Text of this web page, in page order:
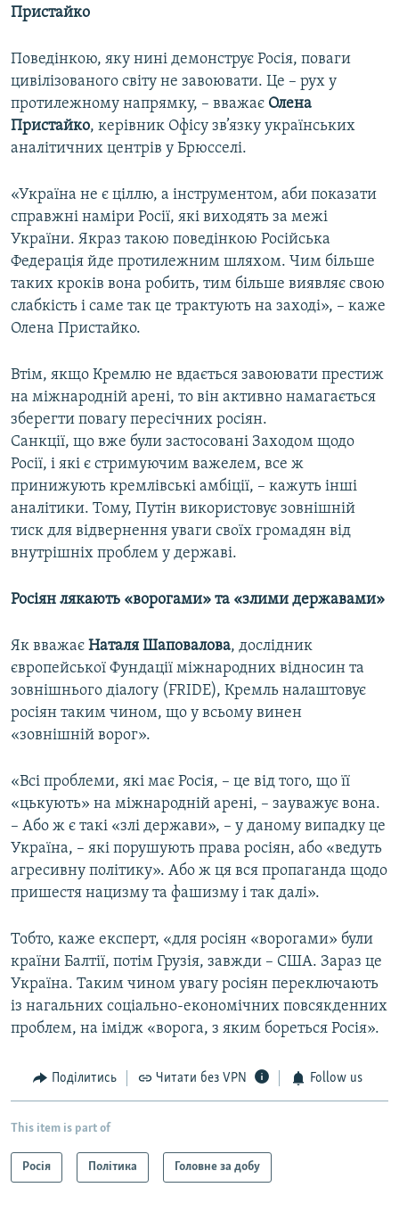
Пристайко
Поведінкою, яку нині демонструє Росія, поваги
цивілізованого світу не завоювати. Це – рух у
протилежному напрямку, – вважає Олена
Пристайко, керівник Офісу зв’язку українських
аналітичних центрів у Брюсселі.
«Україна не є ціллю, а інструментом, аби показати
справжні наміри Росії, які виходять за межі
України. Якраз такою поведінкою Російська
Федерація йде протилежним шляхом. Чим більше
таких кроків вона робить, тим більше виявляє свою
слабкість і саме так це трактують на заході», – каже
Олена Пристайко.
Втім, якщо Кремлю не вдається завоювати престиж
на міжнародній арені, то він активно намагається
зберегти повагу пересічних росіян.
Санкції, що вже були застосовані Заходом щодо
Росії, і які є стримуючим важелем, все ж
принижують кремлівські амбіції, – кажуть інші
аналітики. Тому, Путін використовує зовнішній
тиск для відвернення уваги своїх громадян від
внутрішніх проблем у державі.
Росіян лякають «ворогами» та «злими державами»
Як вважає Наталя Шаповалова, дослідник
європейської Фундації міжнародних відносин та
зовнішнього діалогу (FRIDE), Кремль налаштовує
росіян таким чином, що у всьому винен
«зовнішній ворог».
«Всі проблеми, які має Росія, – це від того, що її
«цькують» на міжнародній арені, – зауважує вона.
– Або ж є такі «злі держави», – у даному випадку це
Україна, – які порушують права росіян, або «ведуть
агресивну політику». Або ж ця вся пропаганда щодо
пришестя нацизму та фашизму і так далі».
Тобто, каже експерт, «для росіян «ворогами» були
країни Балтії, потім Грузія, завжди – США. Зараз це
Україна. Таким чином увагу росіян переключають
із нагальних соціально-економічних повсякденних
проблем, на імідж «ворога, з яким бореться Росія».
Поділитись Читати без VPN Follow us
This item is part of
Росія Політика Головне за добу